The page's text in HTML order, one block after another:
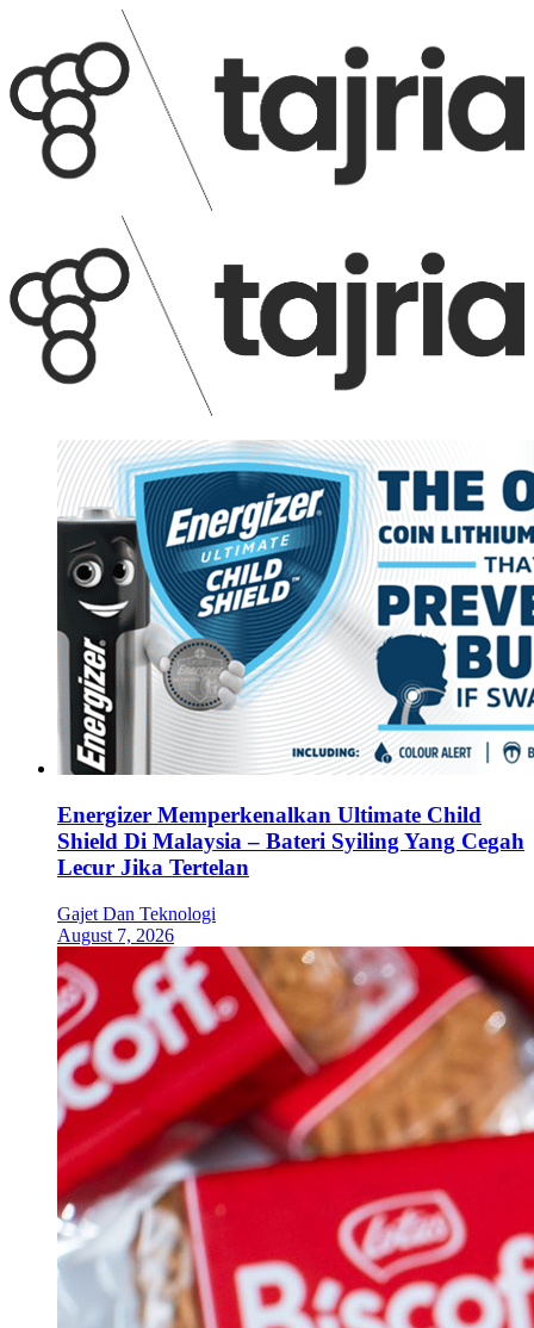
Energizer Memperkenalkan Ultimate Child
Shield Di Malaysia – Bateri Syiling Yang Cegah
Lecur Jika Tertelan
Gajet Dan Teknologi
August 7, 2026